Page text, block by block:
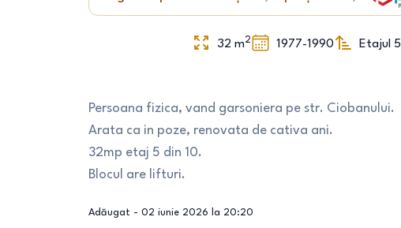
32m2 1977-1990 Etajul 5
Persoana fizica, vand garsoniera pe str. Ciobanului.
Arata ca in poze, renovata de cativa ani.
32mp etaj 5 din 10.
Blocul are lifturi.
Adăugat - 02 iunie 2026 la 20:20